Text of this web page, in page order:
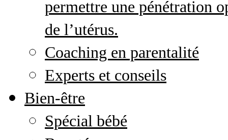
permettre une pénétration
de l’utérus.
Coaching en parentalité
Experts et conseils
Bien-être
Spécial bébé